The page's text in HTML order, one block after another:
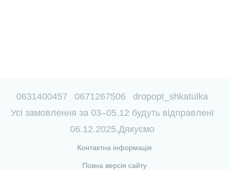
0631400457 0671267506
dropopt_shkatulka
Усі замовлення за 03–05.12 будуть відправлені
06.12.2025.Дякуємо
Контактна інформація
Повна версія сайту